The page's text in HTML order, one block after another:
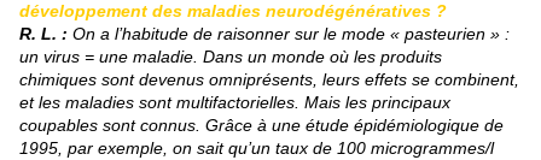
développement des maladies neurodégénératives ?
R. L. : On a l’habitude de raisonner sur le mode « pasteurien » :
un virus = une maladie. Dans un monde où les produits
chimiques sont devenus omniprésents, leurs effets se combinent,
et les maladies sont multifactorielles. Mais les principaux
coupables sont connus. Grâce à une étude épidémiologique de
1995, par exemple, on sait qu’un taux de 100 microgrammes/l